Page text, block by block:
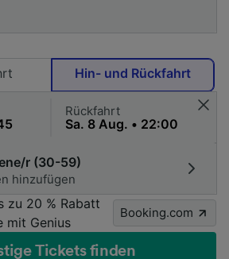
Hin- und Rückfahrt
Rückfahrt
r (30-59)
hinzufügen
zu 20 % Rabatt
mit Genius
Booking.com
Tickets finden